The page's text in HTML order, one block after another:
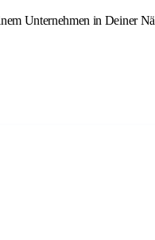
Unternehmen in Deiner